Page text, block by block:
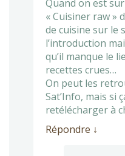
Quand on est
« Cuisiner raw »
de cuisine sur le
l’introduction
qu’il manque le
recettes crues…
On peut les
Sat’Info, mais si
retélécharger à
Répondre ↓